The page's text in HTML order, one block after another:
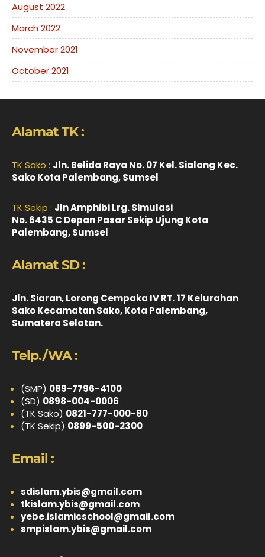
August 2022
March 2022
November 2021
October 2021
Alamat TK :
TK Sako : Jln. Belida Raya No. 07 Kel. Sialang Kec.
Sako Kota Palembang, Sumsel
TK Sekip : Jln Amphibi Lrg. Simulasi
No. 6435 C Depan Pasar Sekip Ujung Kota
Palembang, Sumsel
Alamat SD :
Jln. Siaran, Lorong Cempaka IV RT. 17 Kelurahan
Sako Kecamatan Sako, Kota Palembang,
Sumatera Selatan.
Telp./WA :
(SMP) 089-7796-4100
(SD) 0898-004-0006
(TK Sako) 0821-777-000-80
(TK Sekip) 0899-500-2300
Email :
sdislam.ybis@gmail.com
tkislam.ybis@gmail.com
yebe.islamicschool@gmail.com
smpislam.ybis@gmail.com